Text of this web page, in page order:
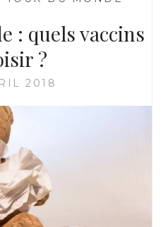
: quels vaccins
?
2018